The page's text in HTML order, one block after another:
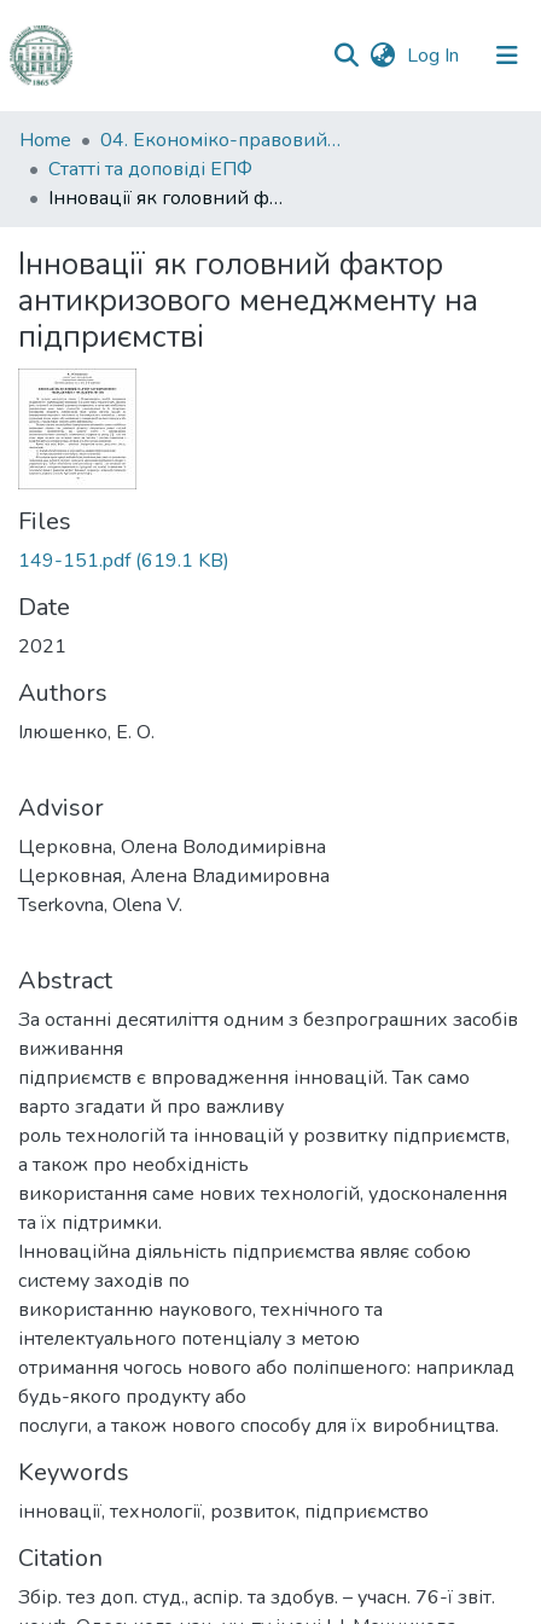
Log In (current)
Communities
&
Collections
Statistics
Home
04. Економіко-правовий факультет
Статті та доповіді ЕПФ
Інновації як головний фактор антикризового менеджменту на підприємстві
Інновації як головний фактор
антикризового менеджменту на
підприємстві
Files
149-151.pdf(619.1 KB)
Date
2021
Authors
Ілюшенко, Е. О.
Advisor
Церковна, Олена Володимирівна
Церковная, Алена Владимировна
Tserkovna, Olena V.
Abstract
За останні десятиліття одним з безпрограшних засобів
виживання
підприємств є впровадження інновацій. Так само
варто згадати й про важливу
роль технологій та інновацій у розвитку підприємств,
а також про необхідність
використання саме нових технологій, удосконалення
та їх підтримки.
Інноваційна діяльність підприємства являє собою
систему заходів по
використанню наукового, технічного та
інтелектуального потенціалу з метою
отримання чогось нового або поліпшеного: наприклад
будь-якого продукту або
послуги, а також нового способу для їх виробництва.
Keywords
інновації, технології, розвиток, підприємство
Citation
Збір. тез доп. студ., аспір. та здобув. – учасн. 76-ї звіт.